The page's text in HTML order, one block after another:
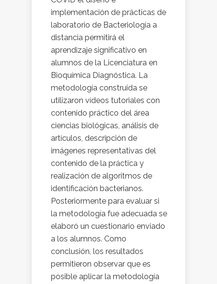
implementación de prácticas de
laboratorio de Bacteriología a
distancia permitirá el
aprendizaje significativo en
alumnos de la Licenciatura en
Bioquímica Diagnóstica. La
metodología construida se
utilizaron vídeos tutoriales con
contenido práctico del área
ciencias biológicas, análisis de
artículos, descripción de
imágenes representativas del
contenido de la práctica y
realización de algoritmos de
identificación bacterianos.
Posteriormente para evaluar si
la metodología fue adecuada se
elaboró un cuestionario enviado
a los alumnos. Como
conclusión, los resultados
permitieron observar que es
posible aplicar la metodología